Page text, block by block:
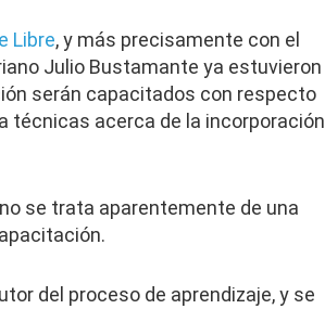
Libre, y más precisamente con el
Julio Bustamante ya estuvieron
serán capacitados con respecto
técnicas acerca de la incorporación
se trata aparentemente de una
del proceso de aprendizaje, y se